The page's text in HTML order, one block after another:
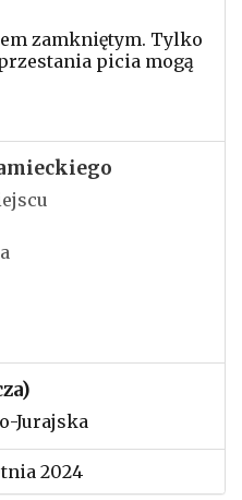
zamkniętym. Tylko
picia mogą
Jurajska
2024